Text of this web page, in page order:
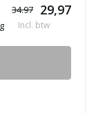
34.97 29,97
Incl. btw